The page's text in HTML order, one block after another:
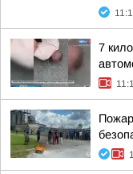
7